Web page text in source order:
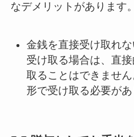
なデメリットがあります。
金銭を直接受け取れ
受け取る場合は、直
取ることはできませ
形で受け取る必要があ